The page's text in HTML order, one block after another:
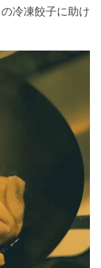
冷凍餃子に助け